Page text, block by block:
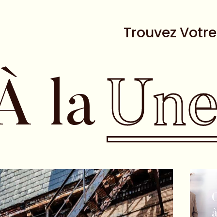
Trouvez
la